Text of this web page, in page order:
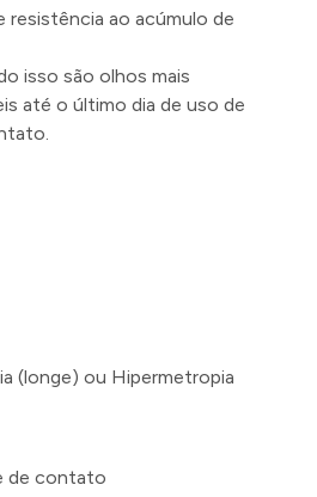
resistência ao acúmulo de
isso são olhos mais
até o último dia de uso de
(longe) ou Hipermetropia
de contato